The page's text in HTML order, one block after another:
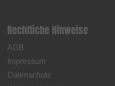
Rechtliche Hinweise
AGB
Impressum
Datenschutz